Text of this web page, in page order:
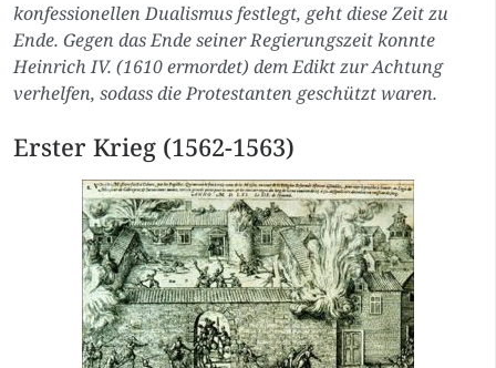
konfessionellen Dualismus festlegt, geht diese Zeit zu
Ende. Gegen das Ende seiner Regierungszeit konnte
Heinrich IV. (1610 ermordet) dem Edikt zur Achtung
verhelfen, sodass die Protestanten geschützt waren.
Erster Krieg (1562-1563)